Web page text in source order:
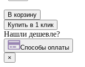
В корзину
Купить в 1 клик
Нашли дешевле?
Cпособы оплаты
×